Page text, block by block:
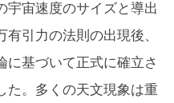
宇宙速度のサイズと導出
引力の法則の出現後、
に基づいて正式に確立さ
た。多くの天文現象は重